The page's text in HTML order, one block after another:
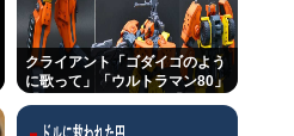
ず電気シェーバーでスキン
と診断された当時、世間はま
透されていませんでした」
クライアント「ゴダイゴのよう
に歌って」「ウルトラマン80」